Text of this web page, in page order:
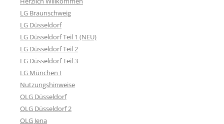
LG Braunschweig
LG Düsseldorf
LG Düsseldorf Teil 1 (NEU)
LG Düsseldorf Teil 2
LG Düsseldorf Teil 3
LG München I
Nutzungshinweise
OLG Düsseldorf
OLG Düsseldorf 2
OLG Jena